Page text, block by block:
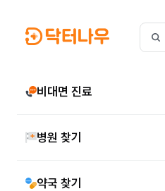
비대면 진료
병원 찾기
약국 찾기